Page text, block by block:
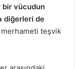
bir vücudun
diğerleri de
teşvik